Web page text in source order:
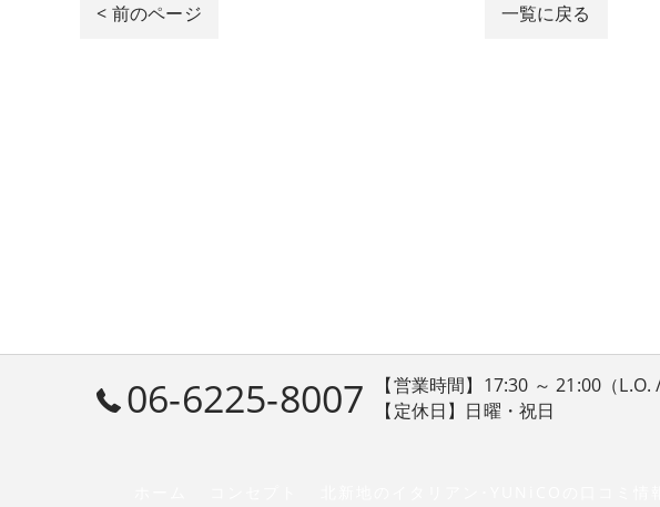
< 前のページ 一覧に戻る
06-6225-8007
【営業時間】17:30 ～ 21:00（L.O.
【定休日】日曜・祝日